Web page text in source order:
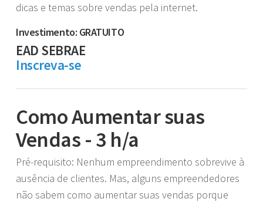
dicas e temas sobre vendas pela internet.
Investimento: GRATUITO
EAD SEBRAE
Inscreva-se
Como Aumentar suas
Vendas - 3 h/a
Pré-requisito: Nenhum empreendimento sobrevive à
ausência de clientes. Mas, alguns empreendedores
não sabem como aumentar suas vendas porque